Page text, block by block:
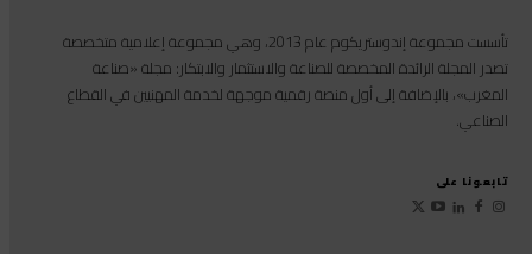
تأسست مجموعة إندوستريكوم عام 2013، وهي مجموعة إعلامية متخصصة
تصدر المجلة الرائدة المخصصة للصناعة والاستثمار والابتكار: مجلة «صناعة
المغرب»، بالإضافة إلى أول منصة رقمية موجهة لخدمة المهنيين في القطاع
الصناعي.
تابعونا على